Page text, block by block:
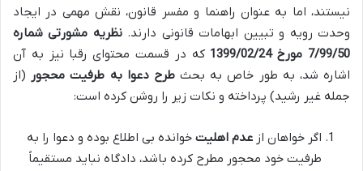
نیستند، اما به عنوان راهنما و مفسر قانون، نقش مهمی در ایجاد
وحدت رویه و تبیین ابهامات قانونی دارند.نظریه مشورتی شماره
7/99/50 مورخ 1399/02/24
که در قسمت محتوای رقبا نیز به آن
اشاره شد، به طور خاص به بحثطرح دعوا به طرفیت محجور (از
جمله غیر رشید) پرداخته و نکات زیر را روشن کرده است:
اگر خواهان از عدم اهلیت خوانده بی اطلاع بوده و دعوا را به
طرفیت خود محجور مطرح کرده باشد، دادگاه نباید مستقیماً